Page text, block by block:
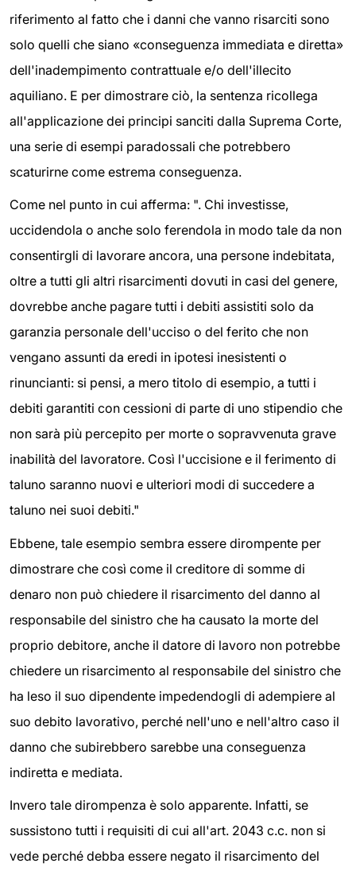
riferimento al fatto che i danni che vanno risarciti sono
solo quelli che siano «conseguenza immediata e diretta»
dell'inadempimento contrattuale e/o dell'illecito
aquiliano. E per dimostrare ciò, la sentenza ricollega
all'applicazione dei principi sanciti dalla Suprema Corte,
una serie di esempi paradossali che potrebbero
scaturirne come estrema conseguenza.
Come nel punto in cui afferma: ". Chi investisse,
uccidendola o anche solo ferendola in modo tale da non
consentirgli di lavorare ancora, una persone indebitata,
oltre a tutti gli altri risarcimenti dovuti in casi del genere,
dovrebbe anche pagare tutti i debiti assistiti solo da
garanzia personale dell'ucciso o del ferito che non
vengano assunti da eredi in ipotesi inesistenti o
rinuncianti: si pensi, a mero titolo di esempio, a tutti i
debiti garantiti con cessioni di parte di uno stipendio che
non sarà più percepito per morte o sopravvenuta grave
inabilità del lavoratore. Così l'uccisione e il ferimento di
taluno saranno nuovi e ulteriori modi di succedere a
taluno nei suoi debiti."
Ebbene, tale esempio sembra essere dirompente per
dimostrare che così come il creditore di somme di
denaro non può chiedere il risarcimento del danno al
responsabile del sinistro che ha causato la morte del
proprio debitore, anche il datore di lavoro non potrebbe
chiedere un risarcimento al responsabile del sinistro che
ha leso il suo dipendente impedendogli di adempiere al
suo debito lavorativo, perché nell'uno e nell'altro caso il
danno che subirebbero sarebbe una conseguenza
indiretta e mediata.
Invero tale dirompenza è solo apparente. Infatti, se
sussistono tutti i requisiti di cui all'art. 2043 c.c. non si
vede perché debba essere negato il risarcimento del